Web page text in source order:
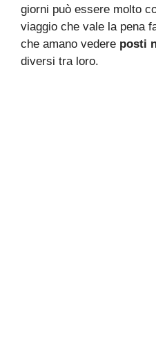
giorni può essere molto
viaggio che vale la pena
che amano vedere posti
diversi tra loro.